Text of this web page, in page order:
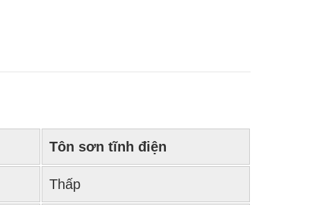
Tôn sơn tĩnh điện
Thấp